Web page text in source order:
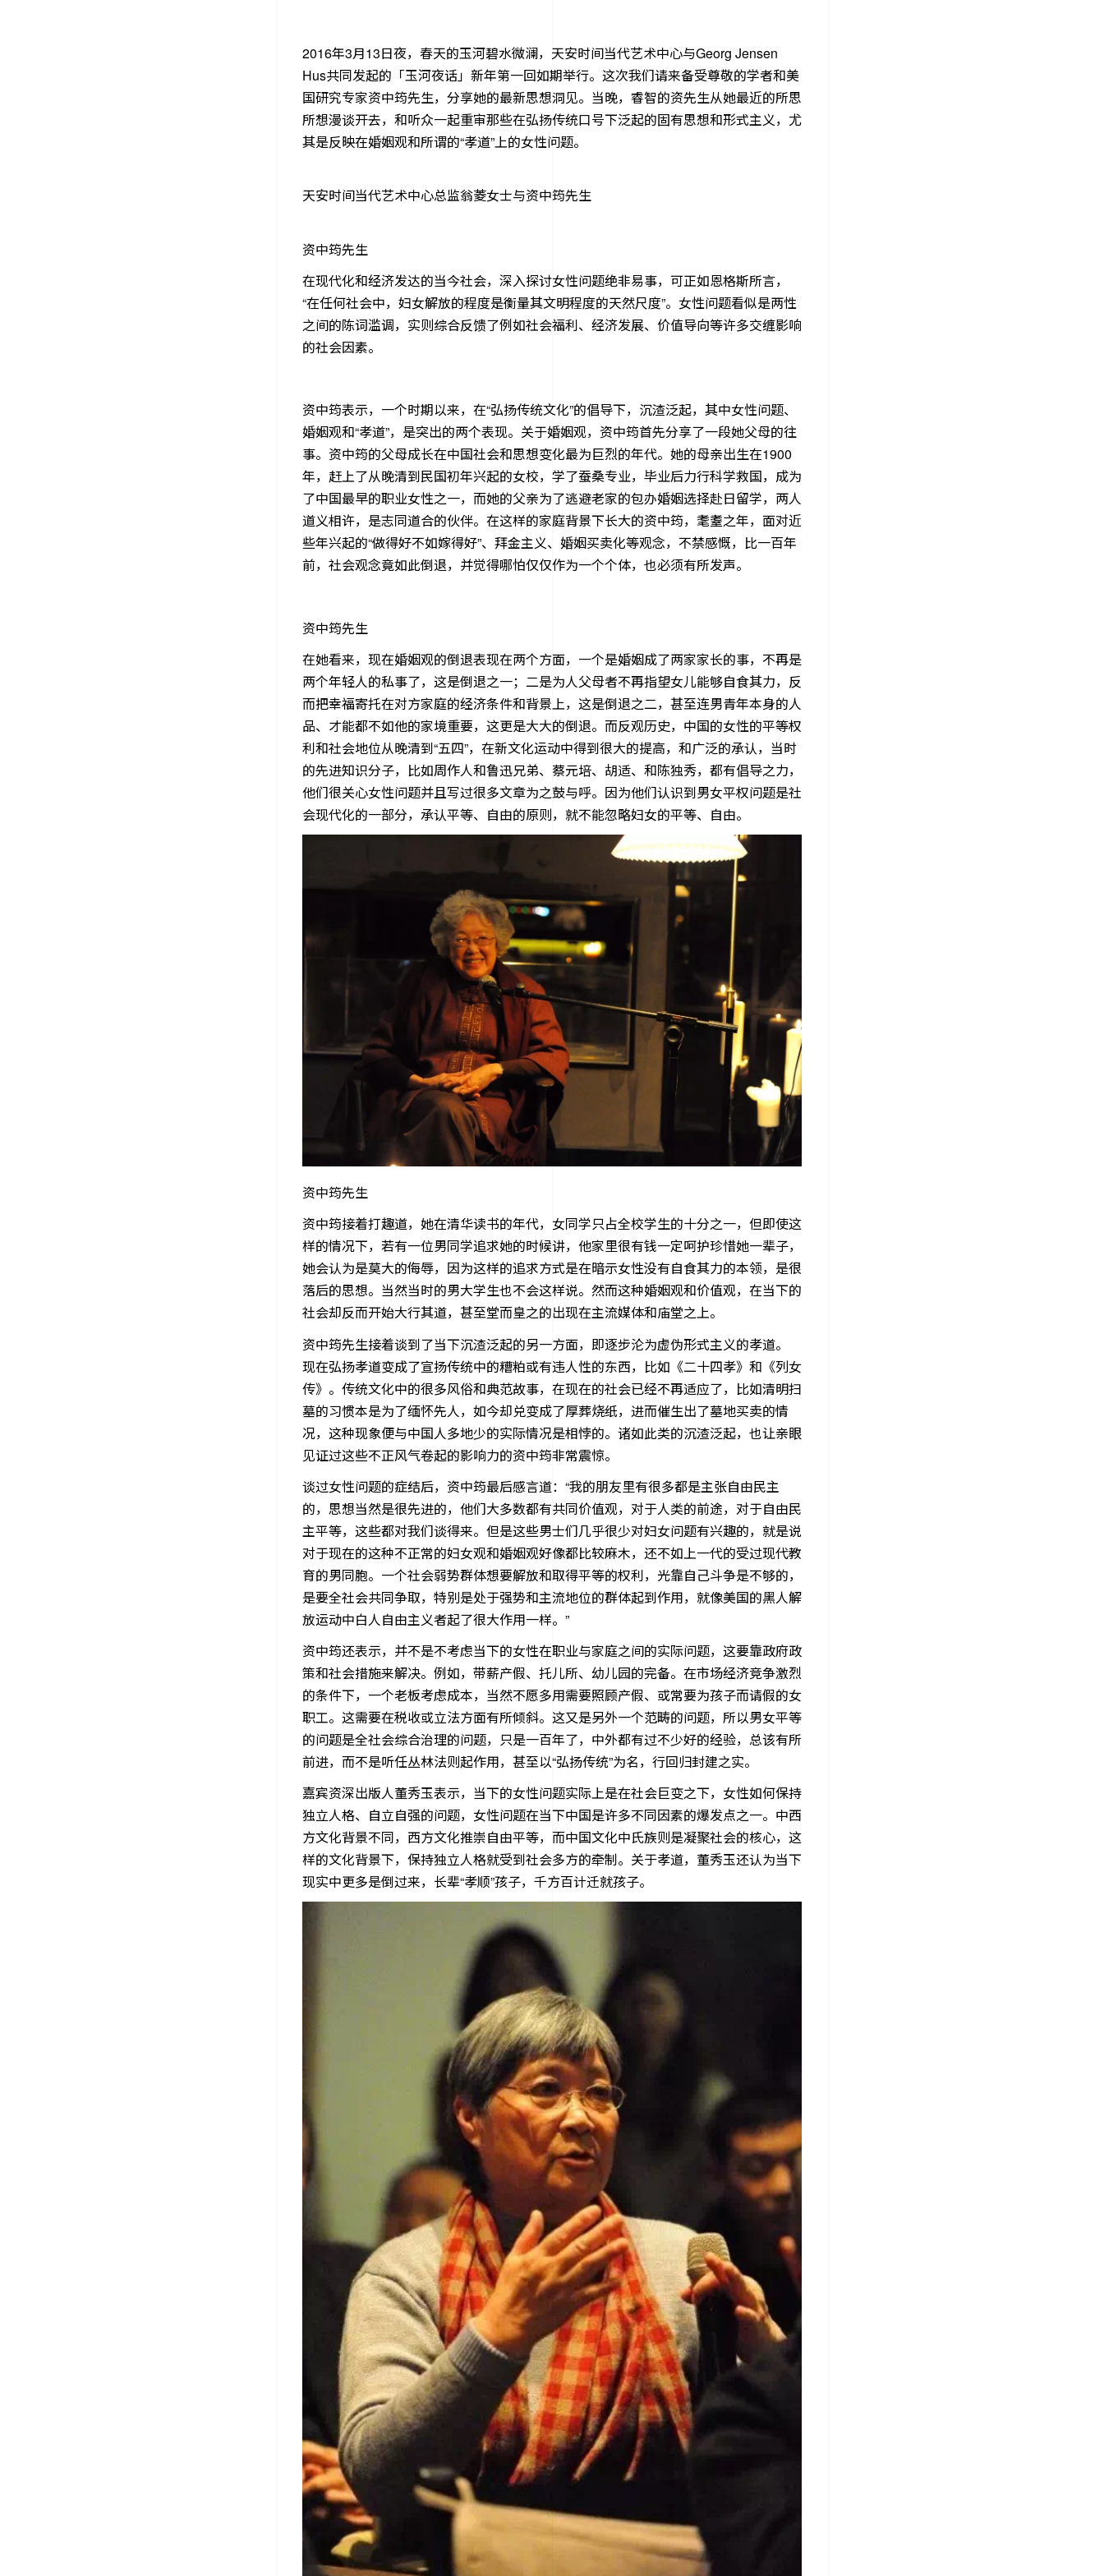
2016年3月13日夜，春天的玉河碧水微澜，天安时间当代艺术中心与Georg Jensen
Hus共同发起的「玉河夜话」新年第一回如期举行。这次我们请来备受尊敬的学者和美
国研究专家资中筠先生，分享她的最新思想洞见。当晚，睿智的资先生从她最近的所思
所想漫谈开去，和听众一起重审那些在弘扬传统口号下泛起的固有思想和形式主义，尤
其是反映在婚姻观和所谓的“孝道”上的女性问题。
天安时间当代艺术中心总监翁菱女士与资中筠先生
资中筠先生
在现代化和经济发达的当今社会，深入探讨女性问题绝非易事，可正如恩格斯所言，
“在任何社会中，妇女解放的程度是衡量其文明程度的天然尺度”。女性问题看似是两性
之间的陈词滥调，实则综合反馈了例如社会福利、经济发展、价值导向等许多交缠影响
的社会因素。
资中筠表示，一个时期以来，在“弘扬传统文化”的倡导下，沉渣泛起，其中女性问题、
婚姻观和“孝道”，是突出的两个表现。关于婚姻观，资中筠首先分享了一段她父母的往
事。资中筠的父母成长在中国社会和思想变化最为巨烈的年代。她的母亲出生在1900
年，赶上了从晚清到民国初年兴起的女校，学了蚕桑专业，毕业后力行科学救国，成为
了中国最早的职业女性之一，而她的父亲为了逃避老家的包办婚姻选择赴日留学，两人
道义相许，是志同道合的伙伴。在这样的家庭背景下长大的资中筠，耄耋之年，面对近
些年兴起的“做得好不如嫁得好”、拜金主义、婚姻买卖化等观念，不禁感慨，比一百年
前，社会观念竟如此倒退，并觉得哪怕仅仅作为一个个体，也必须有所发声。
资中筠先生
在她看来，现在婚姻观的倒退表现在两个方面，一个是婚姻成了两家家长的事，不再是
两个年轻人的私事了，这是倒退之一；二是为人父母者不再指望女儿能够自食其力，反
而把幸福寄托在对方家庭的经济条件和背景上，这是倒退之二，甚至连男青年本身的人
品、才能都不如他的家境重要，这更是大大的倒退。而反观历史，中国的女性的平等权
利和社会地位从晚清到“五四”，在新文化运动中得到很大的提高，和广泛的承认，当时
的先进知识分子，比如周作人和鲁迅兄弟、蔡元培、胡适、和陈独秀，都有倡导之力，
他们很关心女性问题并且写过很多文章为之鼓与呼。因为他们认识到男女平权问题是社
会现代化的一部分，承认平等、自由的原则，就不能忽略妇女的平等、自由。
资中筠先生
资中筠接着打趣道，她在清华读书的年代，女同学只占全校学生的十分之一，但即使这
样的情况下，若有一位男同学追求她的时候讲，他家里很有钱一定呵护珍惜她一辈子，
她会认为是莫大的侮辱，因为这样的追求方式是在暗示女性没有自食其力的本领，是很
落后的思想。当然当时的男大学生也不会这样说。然而这种婚姻观和价值观，在当下的
社会却反而开始大行其道，甚至堂而皇之的出现在主流媒体和庙堂之上。
资中筠先生接着谈到了当下沉渣泛起的另一方面，即逐步沦为虚伪形式主义的孝道。
现在弘扬孝道变成了宣扬传统中的糟粕或有违人性的东西，比如《二十四孝》和《列女
传》。传统文化中的很多风俗和典范故事，在现在的社会已经不再适应了，比如清明扫
墓的习惯本是为了缅怀先人，如今却兑变成了厚葬烧纸，进而催生出了墓地买卖的情
况，这种现象便与中国人多地少的实际情况是相悖的。诸如此类的沉渣泛起，也让亲眼
见证过这些不正风气卷起的影响力的资中筠非常震惊。
谈过女性问题的症结后，资中筠最后感言道：“我的朋友里有很多都是主张自由民主
的，思想当然是很先进的，他们大多数都有共同价值观，对于人类的前途，对于自由民
主平等，这些都对我们谈得来。但是这些男士们几乎很少对妇女问题有兴趣的，就是说
对于现在的这种不正常的妇女观和婚姻观好像都比较麻木，还不如上一代的受过现代教
育的男同胞。一个社会弱势群体想要解放和取得平等的权利，光靠自己斗争是不够的，
是要全社会共同争取，特别是处于强势和主流地位的群体起到作用，就像美国的黑人解
放运动中白人自由主义者起了很大作用一样。”
资中筠还表示，并不是不考虑当下的女性在职业与家庭之间的实际问题，这要靠政府政
策和社会措施来解决。例如，带薪产假、托儿所、幼儿园的完备。在市场经济竞争激烈
的条件下，一个老板考虑成本，当然不愿多用需要照顾产假、或常要为孩子而请假的女
职工。这需要在税收或立法方面有所倾斜。这又是另外一个范畴的问题，所以男女平等
的问题是全社会综合治理的问题，只是一百年了，中外都有过不少好的经验，总该有所
前进，而不是听任丛林法则起作用，甚至以“弘扬传统”为名，行回归封建之实。
嘉宾资深出版人董秀玉表示，当下的女性问题实际上是在社会巨变之下，女性如何保持
独立人格、自立自强的问题，女性问题在当下中国是许多不同因素的爆发点之一。中西
方文化背景不同，西方文化推崇自由平等，而中国文化中氏族则是凝聚社会的核心，这
样的文化背景下，保持独立人格就受到社会多方的牵制。关于孝道，董秀玉还认为当下
现实中更多是倒过来，长辈“孝顺”孩子，千方百计迁就孩子。